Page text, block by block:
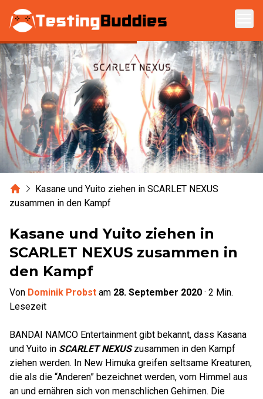
Zum Hauptinhalt springen
HomeKasane und Yuito ziehen in SCARLET NEXUS
zusammen in den Kampf
Kasane und Yuito ziehen in
SCARLET NEXUS zusammen in
den Kampf
Von Dominik Probst am 28. September 2020 · 2 Min.
Lesezeit
BANDAI NAMCO Entertainment gibt bekannt, dass Kasana
und Yuito in SCARLET NEXUSzusammen in den Kampf
ziehen werden. In New Himuka greifen seltsame Kreaturen,
die als die “Anderen” bezeichnet werden, vom Himmel aus
an und ernähren sich von menschlichen Gehirnen. Die